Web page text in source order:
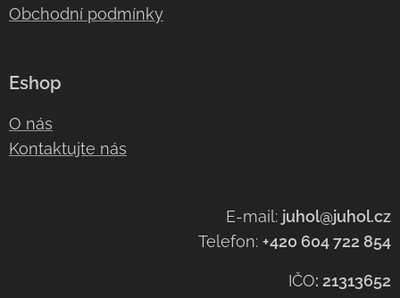
Obchodní podmínky
Eshop
O nás
Kontaktujte nás
E-mail: juhol@juhol.cz
Telefon: +420 604 722 854
IČO: 21313652